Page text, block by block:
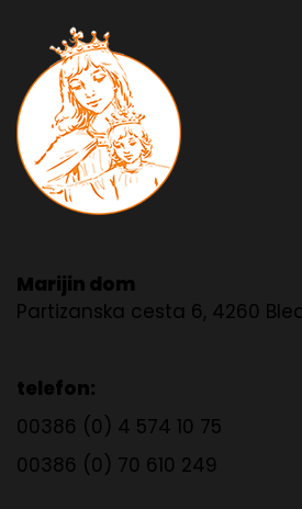
Marijin dom
Partizanska cesta 6, 4260
telefon:
00386 (0) 4 574 10 75
00386 (0) 70 610 249